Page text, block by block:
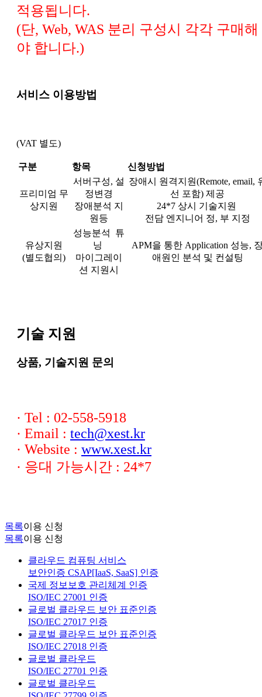
적용됩니다.
(단, Web, WAS 분리 구성시 각각 구매해
야 합니다.)
서비스 이용방법
(VAT 별도)
구분 항목 신청방법
프리미엄 무
상지원
서버구성, 설
정변경
장애분석 지
원등
장애시 원격지원(Remote, email,
선 포함) 제공
24*7 상시 기술지원
전담 엔지니어 정, 부 지정
유상지원
(별도협의)
성능분석 튜
닝
마이그레이
션 지원시
APM을 통한 Application 성능,
애원인 분석 및 컨설팅
기술 지원
상품, 기술지원 문의
· Tel : 02-558-5918
· Email : tech@xest.kr
· Website : www.xest.kr
· 응대 가능시간 : 24*7
목록이용 신청
목록이용 신청
클라우드 컴퓨팅 서비스
보안인증 CSAP[IaaS, SaaS] 인증
국제 정보보호 관리체계 인증
ISO/IEC 27001 인증
글로벌 클라우드 보안 표준인증
ISO/IEC 27017 인증
글로벌 클라우드 보안 표준인증
ISO/IEC 27018 인증
글로벌 클라우드
ISO/IEC 27701 인증
글로벌 클라우드